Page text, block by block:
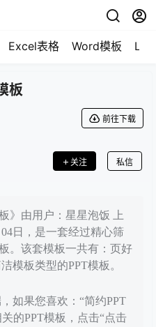
Excel表格 Word模板
板
前往下载
关注 私信
》由用户：星星泡饭 上
日，是一套经过精心筛
。该套模板一共有：页好
模板类型的PPT模板。
如果您喜欢：“简约PPT
的PPT模板，点击“点击